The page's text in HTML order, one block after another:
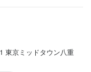
ーヌソースで！このソ
ました。
穂の芋豚の背肉のロー
東京ミッドタウン八重